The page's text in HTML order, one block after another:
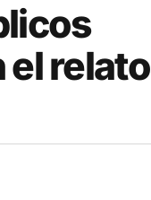
relato